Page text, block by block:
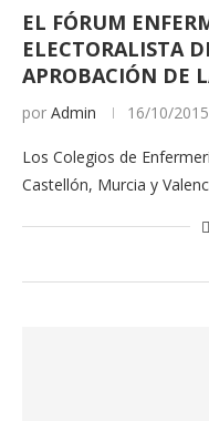
EL FÓRUM
ELECTORALISTA
APROBACIÓN DE
por Admin 16/10/2015
Los Colegios de
Castellón, Murcia y